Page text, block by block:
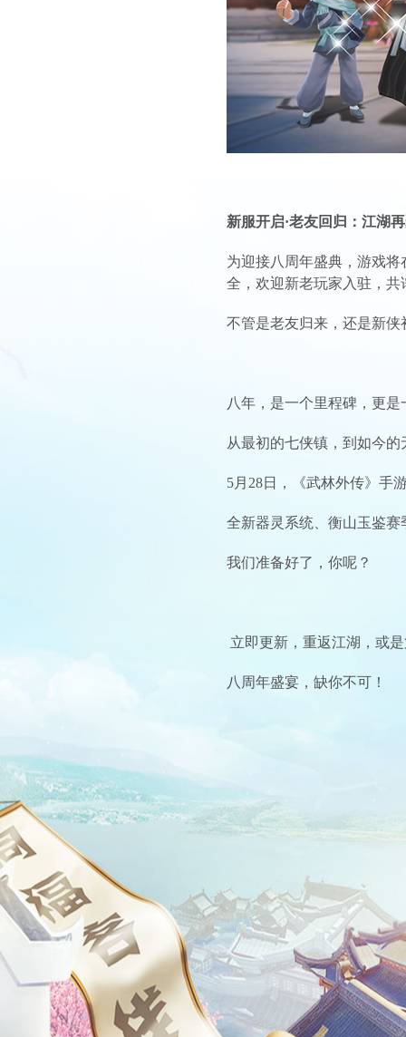
新服开启·老友回归：江湖
为迎接八周年盛典，游戏
全，欢迎新老玩家入驻，共
不管是老友归来，还是新
八年，是一个里程碑，更
从最初的七侠镇，到如今
5月28日，《武林外传》手
全新器灵系统、衡山玉鉴
我们准备好了，你呢？
立即更新，重返江湖，
八周年盛宴，缺你不可！